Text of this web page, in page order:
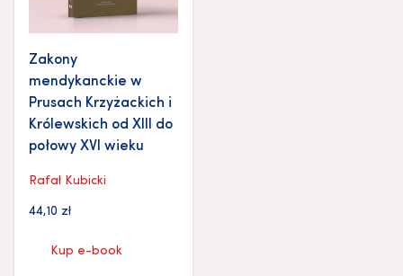
Zakony
mendykanckie w
Prusach Krzyżackich i
Królewskich od XIII do
połowy XVI wieku
Rafał Kubicki
44,10 zł
Kup e-book